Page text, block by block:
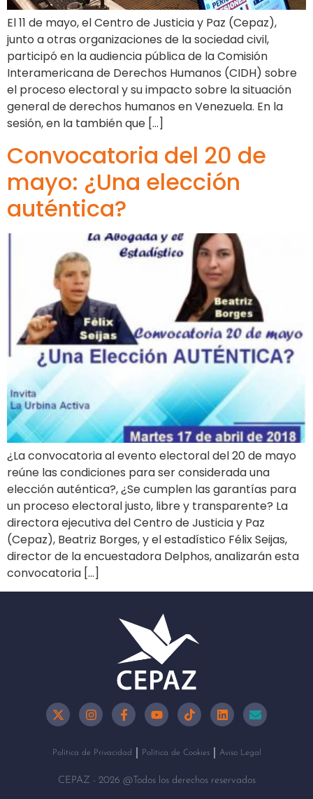
El 11 de mayo, el Centro de Justicia y Paz (Cepaz),
junto a otras organizaciones de la sociedad civil,
participó en la audiencia pública de la Comisión
Interamericana de Derechos Humanos (CIDH) sobre
el proceso electoral y su impacto sobre la situación
general de derechos humanos en Venezuela. En la
sesión, en la también que […]
Convocatoria del 20 de
mayo: ¿Una elección
auténtica?
¿La convocatoria al evento electoral del 20 de mayo
reúne las condiciones para ser considerada una
elección auténtica?, ¿Se cumplen las garantías para
un proceso electoral justo, libre y transparente? La
directora ejecutiva del Centro de Justicia y Paz
(Cepaz), Beatriz Borges, y el estadístico Félix Seijas,
director de la encuestadora Delphos, analizarán esta
convocatoria […]
Política de Privacidad Política de Cookies Aviso Legal
CEPAZ - 2026 @Todos los derechos reservados